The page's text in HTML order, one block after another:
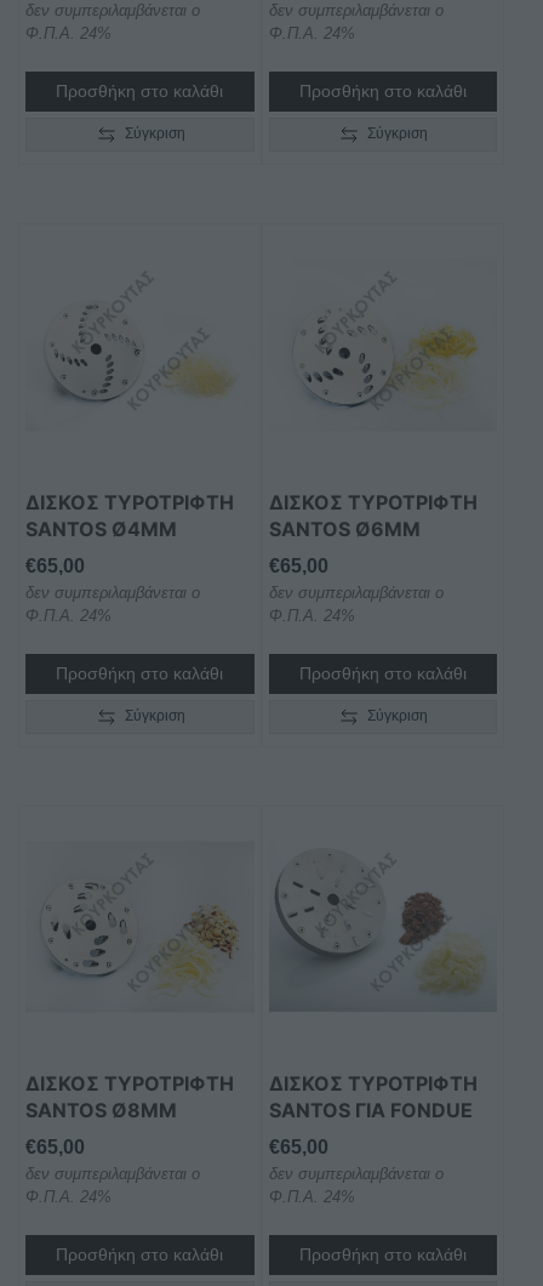
δεν συμπεριλαμβάνεται ο
Φ.Π.Α. 24%
Προσθήκη στο καλάθι
Σύγκριση
δεν συμπεριλαμβάνεται ο
Φ.Π.Α. 24%
Προσθήκη στο καλάθι
Σύγκριση
ΔΊΣΚΟΣ ΤΥΡΟΤΡΊΦΤΗ
SANTOS Ø4MM
€65,00
δεν συμπεριλαμβάνεται ο
Φ.Π.Α. 24%
Προσθήκη στο καλάθι
Σύγκριση
ΔΊΣΚΟΣ ΤΥΡΟΤΡΊΦΤΗ
SANTOS Ø6MM
€65,00
δεν συμπεριλαμβάνεται ο
Φ.Π.Α. 24%
Προσθήκη στο καλάθι
Σύγκριση
ΔΊΣΚΟΣ ΤΥΡΟΤΡΊΦΤΗ
SANTOS Ø8MM
€65,00
δεν συμπεριλαμβάνεται ο
Φ.Π.Α. 24%
Προσθήκη στο καλάθι
ΔΊΣΚΟΣ ΤΥΡΟΤΡΊΦΤΗ
SANTOS ΓΙΑ FONDUE
€65,00
δεν συμπεριλαμβάνεται ο
Φ.Π.Α. 24%
Προσθήκη στο καλάθι